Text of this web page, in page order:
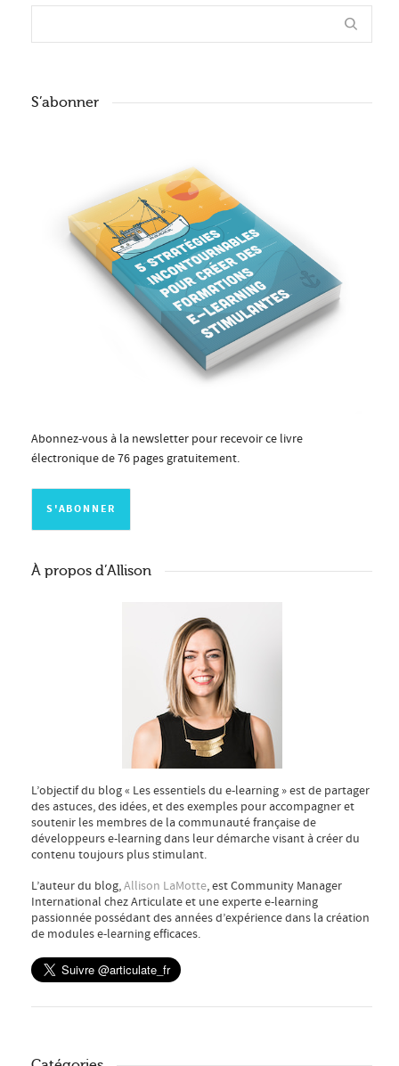
S’abonner
Abonnez-vous à la newsletter pour recevoir ce livre
électronique de 76 pages gratuitement.
À propos d’Allison
L’objectif du blog « Les essentiels du e-learning » est de partager
des astuces, des idées, et des exemples pour accompagner et
soutenir les membres de la communauté française de
développeurs e-learning dans leur démarche visant à créer du
contenu toujours plus stimulant.
L’auteur du blog,Allison LaMotte, est Community Manager
International chez Articulate et une experte e-learning
passionnée possédant des années d’expérience dans la création
de modules e-learning efficaces.